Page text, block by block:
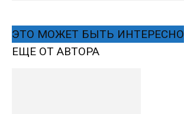
ЭТО МОЖЕТ БЫТЬ ИНТЕРЕСНО
ЕЩЕ ОТ АВТОРА